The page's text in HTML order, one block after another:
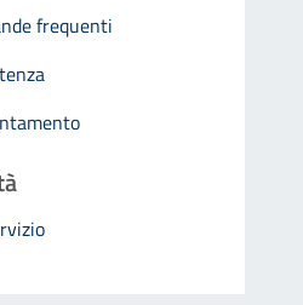
frequenti